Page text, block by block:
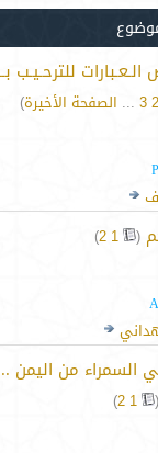
الـعـبارات للترحـيـب
2
3
... الصفحة الأخيرة)
(
1
2
)
السمراء من اليمن
(
1
2
)